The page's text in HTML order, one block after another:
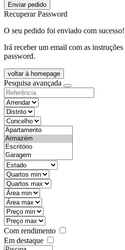
Enviar pedido
Recuperar Password
O seu pedido foi enviado com sucesso!
Irá receber um email com as instruções
password.
voltar à homepage
Pesquisa avançada
objective
districtId
countyId
types
state
mintypo
maxtypo
minarea
maxarea
minprice
maxprice
Com rendimento
Em destaque